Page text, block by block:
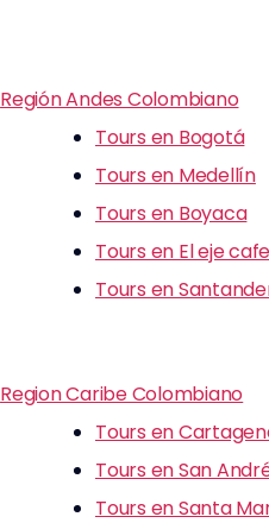
Región Andes Colombiano
Tours en Bogotá
Tours en Medellín
Tours en Boyaca
Tours en El eje
Tours en
Region Caribe Colombiano
Tours en
Tours en San
Tours en Santa